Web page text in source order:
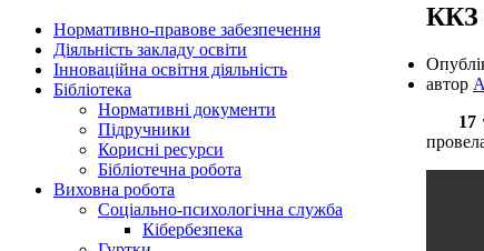
Нормативно-правове забезпечення
Діяльність закладу освіти
Інноваційна освітня діяльність
Бібліотека
Нормативні документи
Підручники
Корисні ресурси
Бібліотечна робота
Виховна робота
Соціально-психологічна служба
Кібербезпека
ККЗ
автор
17